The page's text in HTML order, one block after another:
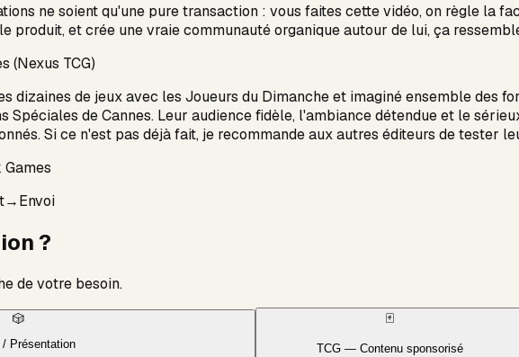
ne soient qu'une pure transaction : vous faites cette vidéo, on règle la
produit, et crée une vraie communauté organique autour de lui, ça
(Nexus TCG)
dizaines de jeux avec les Joueurs du Dimanche et imaginé ensemble des
Spéciales de Cannes. Leur audience fidèle, l'ambiance détendue et le
Si ce n'est pas déjà fait, je recommande aux autres éditeurs de tester
→Envoi
?
de votre besoin.
🎲
/ Présentation
🃏
TCG — Contenu sponsorisé